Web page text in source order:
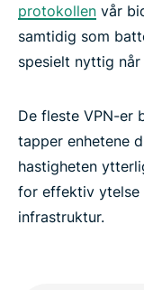
protokollen vår
samtidig som
spesielt nyttig
De fleste VPN-er
tapper enhetene
hastigheten
for effektiv ytelse
infrastruktur.